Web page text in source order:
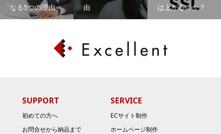
なる5つの理由
由
は上がるのか？
SUPPORT
初めての方へ
お問合せから納品まで
SERVICE
ECサイト制作
ホームページ制作